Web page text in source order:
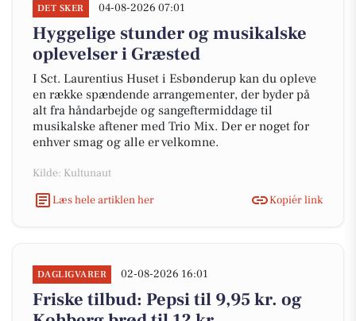
DET SKER 04-08-2026 07:01
Hyggelige stunder og musikalske
oplevelser i Græsted
I Sct. Laurentius Huset i Esbønderup kan du opleve
en række spændende arrangementer, der byder på
alt fra håndarbejde og sangeftermiddage til
musikalske aftener med Trio Mix. Der er noget for
enhver smag og alle er velkomne.
Kilde: Kultunaut
Læs hele artiklen her
Kopiér link
DAGLIGVARER 02-08-2026 16:01
Friske tilbud: Pepsi til 9,95 kr. og